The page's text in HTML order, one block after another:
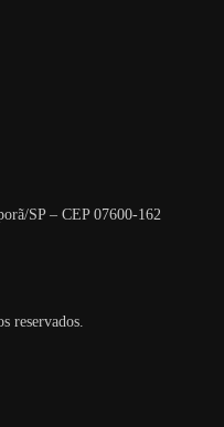
SP – CEP 07600-162
reservados.